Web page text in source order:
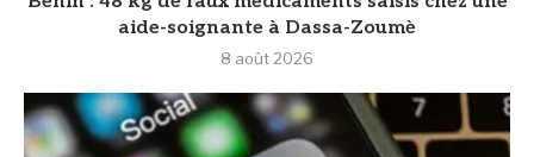
aide-soignante à Dassa-Zoumè
8 août 2026